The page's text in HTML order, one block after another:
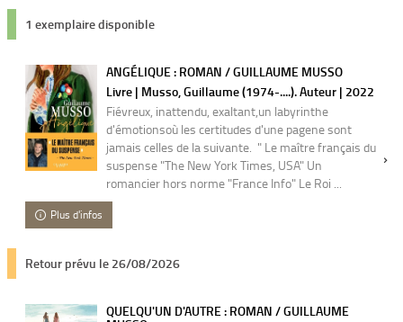
1 exemplaire disponible
ANGÉLIQUE : ROMAN / GUILLAUME MUSSO
Livre | Musso, Guillaume (1974-....). Auteur | 2022
Fiévreux, inattendu, exaltant,un labyrinthe
d'émotionsoù les certitudes d'une pagene sont
jamais celles de la suivante. " Le maître français du
suspense "The New York Times, USA" Un
romancier hors norme "France Info" Le Roi ...
Plus d'infos
Retour prévu le 26/08/2026
QUELQU'UN D'AUTRE : ROMAN / GUILLAUME